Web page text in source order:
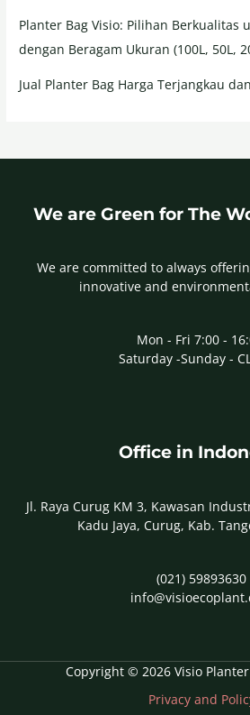
Planter Bag Visio: Pilihan Berkualitas
dengan Beragam Ukuran (100L, 50L,
Jual Planter Bag Harga Terjangkau
We are Green for The
We are committed to always
innovative and
Mon - Fri 7:00 -
Saturday -Sunday -
Office in
Jl. Raya Curug KM 3, Kawasan
Kadu Jaya, Curug, Kab.
(021) 59893630
Copyright © 2026 Visio
Privacy and